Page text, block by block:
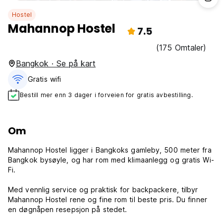
Hostel
Mahannop Hostel 7.5
(175 Omtaler)
Bangkok · Se på kart
Gratis wifi‎
Bestill mer enn 3 dager i forveien for gratis avbestilling.
Om
Mahannop Hostel ligger i Bangkoks gamleby, 500 meter fra
Bangkok bysøyle, og har rom med klimaanlegg og gratis Wi-
Fi.
Med vennlig service og praktisk for backpackere, tilbyr
Mahannop Hostel rene og fine rom til beste pris. Du finner
en døgnåpen resepsjon på stedet.